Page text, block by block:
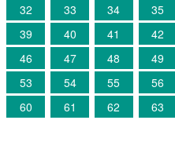
32
33 34 35
39
40 41 42
46
47 48 49
53
54 55 56
60
61 62 63